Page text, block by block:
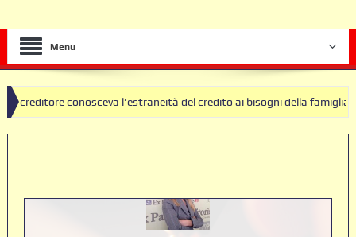
Menu
del credito ai bisogni della famiglia SEQUESTRO
il contratto di conto corrente